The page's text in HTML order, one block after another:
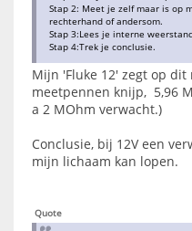
Stap 2: Meet je zelf maar is op
rechterhand of andersom.
Stap 3:Lees je interne
Stap 4:Trek je conclusie.
Mijn 'Fluke 12' zegt op
meetpennen knijp, 5,96
a 2 MOhm verwacht.)
Conclusie, bij 12V een
mijn lichaam kan lopen.
Quote